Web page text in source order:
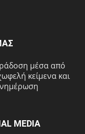
μέσα από
κείμενα και
MEDIA